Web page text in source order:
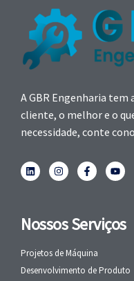
A GBR Engenharia tem
cliente, o melhor e o
necessidade, conte
Nossos Serviços
Projetos de Máquina
Desenvolvimento de Produto